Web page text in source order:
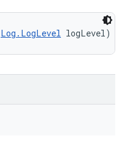
Log.LogLevel logLevel)